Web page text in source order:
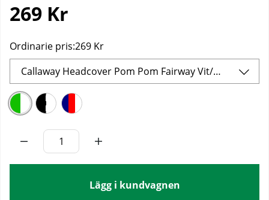
269 Kr
Ordinarie pris:269 Kr
Callaway Headcover Pom Pom Fairway Vit/Grön
Lägg i kundvagnen